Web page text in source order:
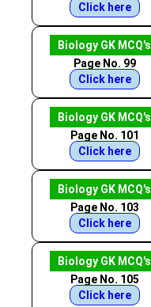
Click here
Biology GK MCQ's
Page No. 99
Click here
Biology GK MCQ's
Page No. 101
Click here
Biology GK MCQ's
Page No. 103
Click here
Biology GK MCQ's
Page No. 105
Click here